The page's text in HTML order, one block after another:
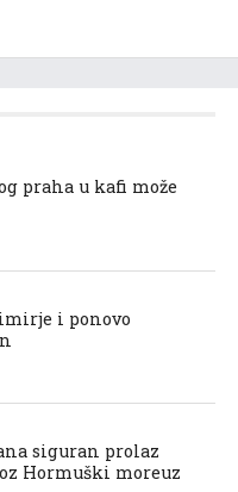
praha u kafi može
i ponovo
siguran prolaz
Hormuški moreuz